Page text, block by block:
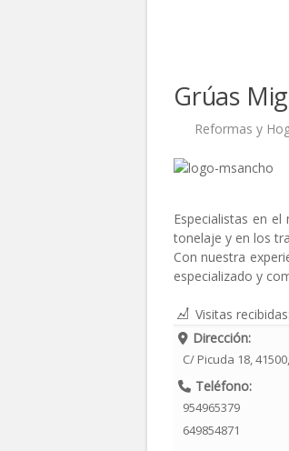
Grúas
Reformas y
Especialistas en
tonelaje y en los
Con nuestra
especializado y
Visitas recibidas:
Dirección:
C/ Picuda 18,41500,
Teléfono:
954965379
649854871